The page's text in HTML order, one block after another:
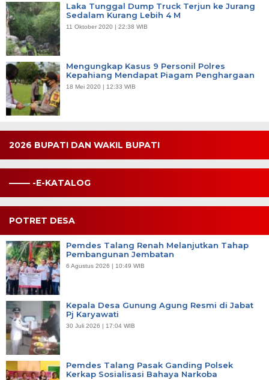
Laka Tunggal Dump Truck Terjun ke Jurang
Sedalam Kurang Lebih 4 M
11 Oktober 2020 | 22:38 WIB
Mengungkap Kasus 9 Personil Polres
Kepahiang Mendapat Piagam Penghargaan
18 Mei 2020 | 12:33 WIB
2026 BUPATI DAN WAKIL BUPATI
——– -E-KATALOG
POTRET DESA
Pemdes Talang Renah Melanjutkan Tahap
Pembangunan Jembatan
6 Agustus 2026 | 10:49 WIB
Kepala Desa Gunung Agung Resmi di Jabat
Pj Karyawati
30 Juli 2026 | 17:04 WIB
Pemdes Talang Pasak Ganding Polsek
Kerkap Sosialisasi Bahaya Narkoba